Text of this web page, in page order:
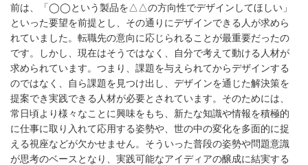
前は、「◯◯という製品を△△の方向性でデザインしてほしい」
といった要望を前提とし、その通りにデザインできる人が求めら
れていました。転職先の意向に応じられることが最重要だったの
です。しかし、現在はそうではなく、自分で考えて動ける人材が
求められています。つまり、課題を与えられてからデザインする
のではなく、自ら課題を見つけ出し、デザインを通じた解決策を
提案でき実践できる人材が必要とされています。そのためには、
常日頃より様々なことに興味をもち、新たな知識や情報を積極的
に仕事に取り入れて応用する姿勢や、世の中の変化を多面的に捉
える視座などが欠かせません。そういった普段の姿勢や問題意識
が思考のベースとなり、実践可能なアイディアの醸成に結実する